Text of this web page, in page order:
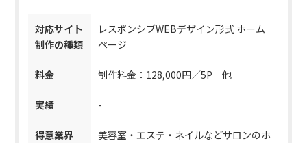
対応サイト
制作の種類
レスポンシブWEBデザイン形式 ホーム
ページ
料金 制作料金：128,000円／5P 他
実績 -
得意業界
美容室・エステ・ネイルなどサロンのホ